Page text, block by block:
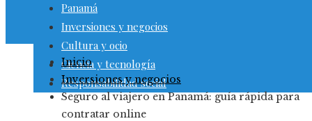
Panamá
Inversiones y negocios
Cultura y ocio
Ciencia y tecnología
Responsabilidad social
Inicio
Inversiones y negocios
Seguro al viajero en Panamá: guía rápida para
contratar online